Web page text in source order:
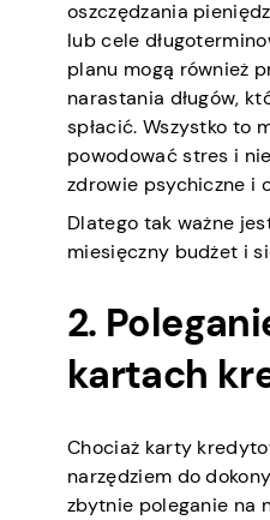
oszczędzania
lub cele
planu mogą również
narastania długów,
spłacić. Wszystko to
powodować stres i
zdrowie psychiczne i
Dlatego tak ważne
miesięczny budżet i
2.
kartach
Chociaż karty
narzędziem do
zbytnie poleganie na